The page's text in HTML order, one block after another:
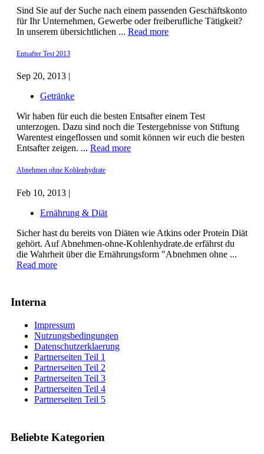
Beliebte Kategorien
Sind Sie auf der Suche nach einem passenden Geschäftskonto
für Ihr Unternehmen, Gewerbe oder freiberufliche Tätigkeit?
In unserem übersichtlichen ... Read more
Entsafter Test 2013
Sep 20, 2013 |
Getränke
Wir haben für euch die besten Entsafter einem Test
unterzogen. Dazu sind noch die Testergebnisse von Stiftung
Warentest eingeflossen und somit können wir euch die besten
Entsafter zeigen. ... Read more
Abnehmen ohne Kohlenhydrate
Feb 10, 2013 |
Ernährung & Diät
Sicher hast du bereits von Diäten wie Atkins oder Protein Diät
gehört. Auf Abnehmen-ohne-Kohlenhydrate.de erfährst du
die Wahrheit über die Ernährungsform "Abnehmen ohne ...
Read more
Interna
Impressum
Nutzungsbedingungen
Datenschutzerklaerung
Partnerseiten Teil 1
Partnerseiten Teil 2
Partnerseiten Teil 3
Partnerseiten Teil 4
Partnerseiten Teil 5